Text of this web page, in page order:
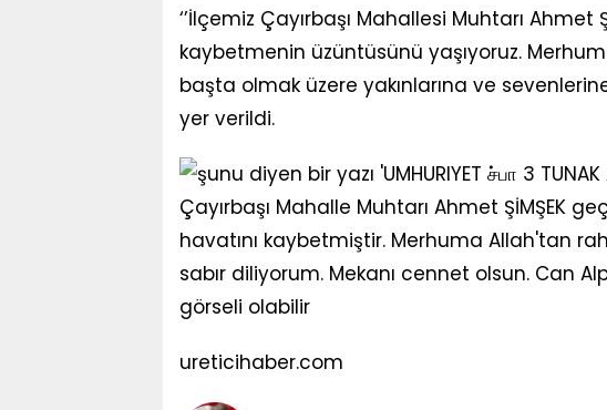
‘’İlçemiz Çayırbaşı Mahallesi Muhtarı
kaybetmenin üzüntüsünü yaşıyoruz.
başta olmak üzere yakınlarına ve
yer verildi.
ureticihaber.com